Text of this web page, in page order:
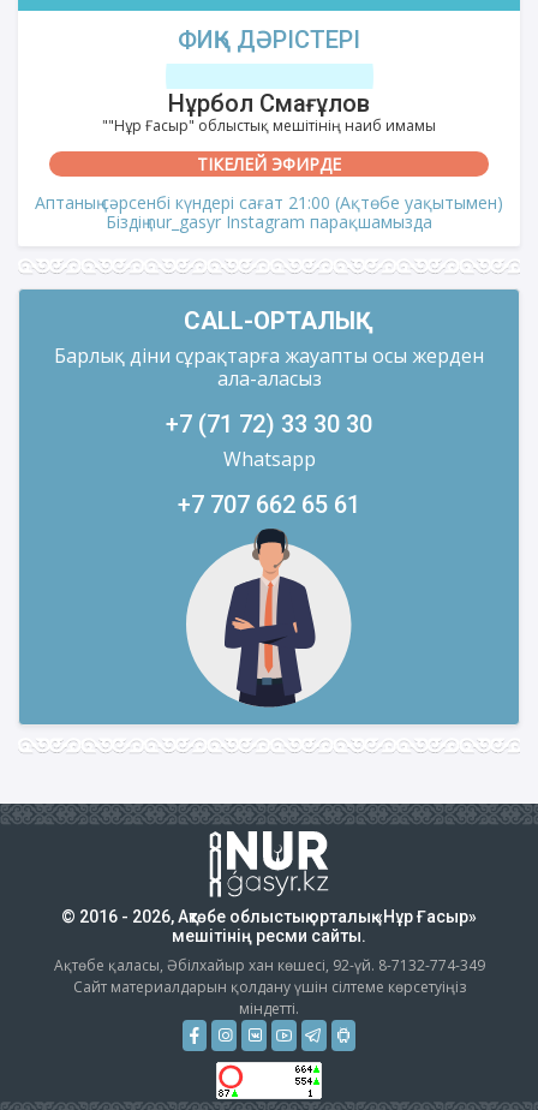
ФИҚҺ ДӘРІСТЕРІ
Нұрбол Смағұлов
""Нұр Ғасыр" облыстық мешітінің наиб имамы
ТІКЕЛЕЙ ЭФИРДЕ
Аптаның сәрсенбі күндері сағат 21:00 (Ақтөбе уақытымен)
Біздің nur_gasyr Instagram парақшамызда
CALL-ОРТАЛЫҚ
Барлық діни сұрақтарға жауапты осы жерден
ала-аласыз
+7 (71 72) 33 30 30
Whatsapp
+7 707 662 65 61
© 2016 - 2026, Ақтөбе облыстық орталық «Нұр Ғасыр»
мешітінің ресми сайты.
Ақтөбе қаласы, Әбілхайыр хан көшесі, 92-үй. 8-7132-774-349
Сайт материалдарын қолдану үшін сілтеме көрсетуіңіз
міндетті.